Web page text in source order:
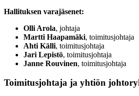
Hallituksen varajäsenet:
Olli Arola, johtaja
Martti Haapamäki, toimitusjohtaja
Ahti Källi, toimitusjohtaja
Jari Lepistö, toimitusjohtaja
Janne Rouvinen, toimitusjohtaja
Toimitusjohtaja ja yhtiön